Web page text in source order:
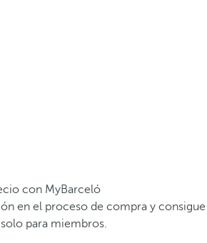
con MyBarceló
en el proceso de compra y consigue
para miembros.